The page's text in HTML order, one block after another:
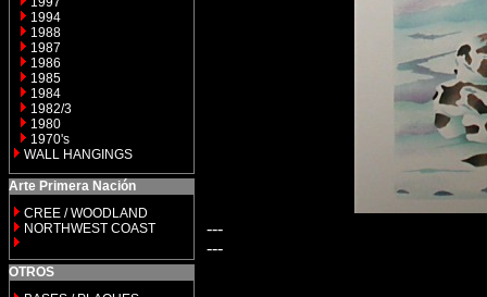
1994
1988
1987
1986
1985
1984
1982/3
1980
1970's
WALL HANGINGS
Arte Primera Nación
CREE / WOODLAND
NORTHWEST COAST
OTROS
---
---